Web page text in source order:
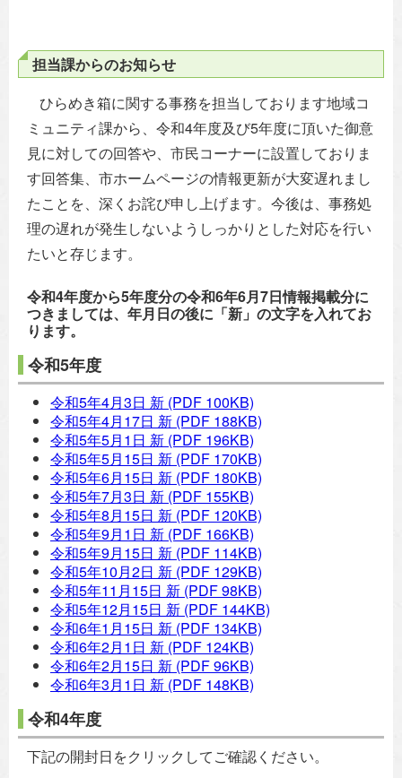
担当課からのお知らせ
ひらめき箱に関する事務を担当しております地域コ
ミュニティ課から、令和4年度及び5年度に頂いた御意
見に対しての回答や、市民コーナーに設置しておりま
す回答集、市ホームページの情報更新が大変遅れまし
たことを、深くお詫び申し上げます。今後は、事務処
理の遅れが発生しないようしっかりとした対応を行い
たいと存じます。
令和4年度から5年度分の令和6年6月7日情報掲載分に
つきましては、年月日の後に「新」の文字を入れてお
ります。
令和5年度
令和5年4月3日 新 (PDF 100KB)
令和5年4月17日 新 (PDF 188KB)
令和5年5月1日 新 (PDF 196KB)
令和5年5月15日 新 (PDF 170KB)
令和5年6月15日 新 (PDF 180KB)
令和5年7月3日 新 (PDF 155KB)
令和5年8月15日 新 (PDF 120KB)
令和5年9月1日 新 (PDF 166KB)
令和5年9月15日 新 (PDF 114KB)
令和5年10月2日 新 (PDF 129KB)
令和5年11月15日 新 (PDF 98KB)
令和5年12月15日 新 (PDF 144KB)
令和6年1月15日 新 (PDF 134KB)
令和6年2月1日 新 (PDF 124KB)
令和6年2月15日 新 (PDF 96KB)
令和6年3月1日 新 (PDF 148KB)
令和4年度
下記の開封日をクリックしてご確認ください。